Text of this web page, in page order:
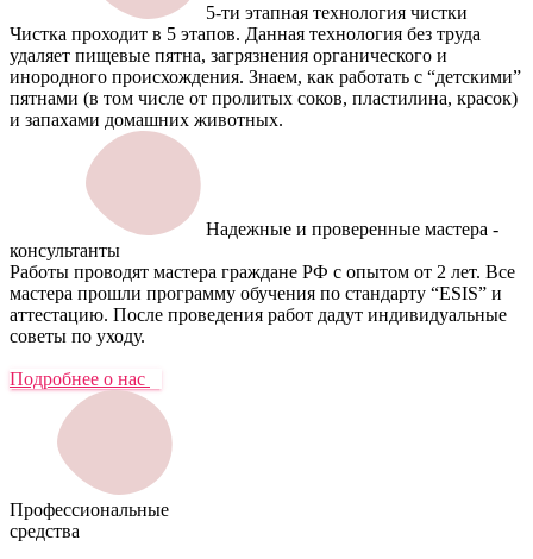
5-ти этапная технология чистки
Чистка проходит в 5 этапов. Данная технология без труда
удаляет пищевые пятна, загрязнения органического и
инородного происхождения. Знаем, как работать с “детскими”
пятнами (в том числе от пролитых соков, пластилина, красок)
и запахами домашних животных.
Надежные и проверенные мастера -
консультанты
Работы проводят мастера граждане РФ с опытом от 2 лет. Все
мастера прошли программу обучения по стандарту “ESIS” и
аттестацию. После проведения работ дадут индивидуальные
советы по уходу.
Подробнее о нас
Профессиональные
средства